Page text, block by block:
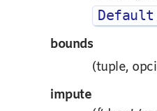
bounds
(tuple,
impute